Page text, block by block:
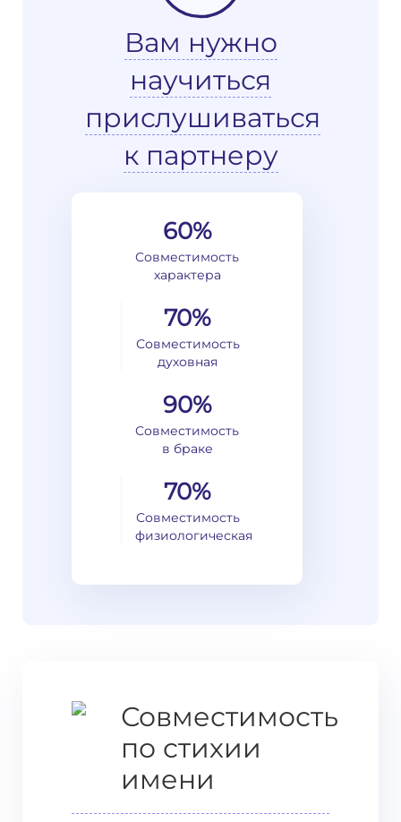
Вам нужно
научиться
прислушиваться
к партнеру
60%
Совместимость
характера
70%
Совместимость
духовная
90%
Совместимость
в браке
70%
Совместимость
физиологическая
Совместимость
по стихии
имени